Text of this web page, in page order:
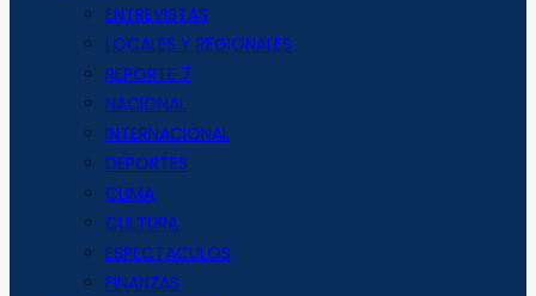
ENTREVISTAS
LOCALES Y REGIONALES
REPORTE 7
NACIONAL
INTERNACIONAL
DEPORTES
CLIMA
CULTURA
ESPECTACULOS
FINANZAS